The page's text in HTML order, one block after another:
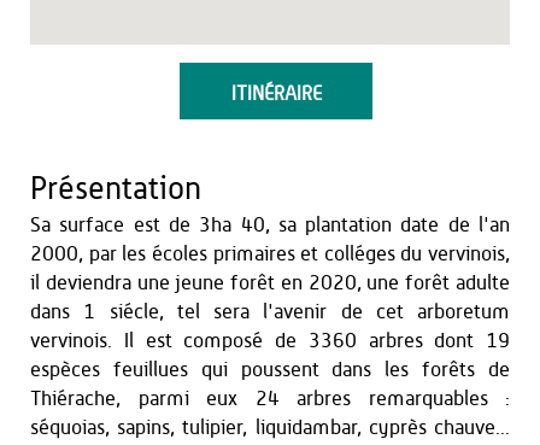
ITINÉRAIRE
Présentation
Sa surface est de 3ha 40, sa plantation date de l'an
2000, par les écoles primaires et colléges du vervinois,
il deviendra une jeune forêt en 2020, une forêt adulte
dans 1 siécle, tel sera l'avenir de cet arboretum
vervinois. Il est composé de 3360 arbres dont 19
espèces feuillues qui poussent dans les forêts de
Thiérache, parmi eux 24 arbres remarquables :
séquoias, sapins, tulipier, liquidambar, cyprès chauve...